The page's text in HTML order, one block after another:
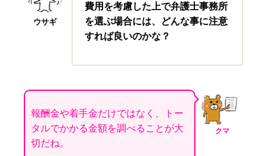
ウサギ
費用を考慮した上で弁護士事務所
を選ぶ場合には、どんな事に注意
すれば良いのかな？
クマ
報酬金や着手金だけではなく、トー
タルでかかる金額を調べることが大
切だね。